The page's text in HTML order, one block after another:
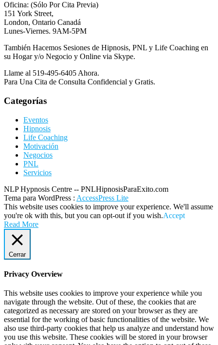
Oficina: (Sólo Por Cita Previa)
151 York Street,
London, Ontario Canadá
Lunes-Viernes. 9AM-5PM
También Hacemos Sesiones de Hipnosis, PNL y Life Coaching en
su Hogar y/o Negocio y Online via Skype.
Llame al 519-495-6405 Ahora.
Para Una Cita de Consulta Confidencial y Gratis.
Categorías
Eventos
Hipnosis
Life Coaching
Motivación
Negocios
PNL
Servicios
NLP Hypnosis Centre -- PNLHipnosisParaExito.com
Tema para WordPress : AccessPress Lite
This website uses cookies to improve your experience. We'll assume
you're ok with this, but you can opt-out if you wish.Accept
Read More
Cerrar
Privacy Overview
This website uses cookies to improve your experience while you
navigate through the website. Out of these, the cookies that are
categorized as necessary are stored on your browser as they are
essential for the working of basic functionalities of the website. We
also use third-party cookies that help us analyze and understand how
you use this website. These cookies will be stored in your browser